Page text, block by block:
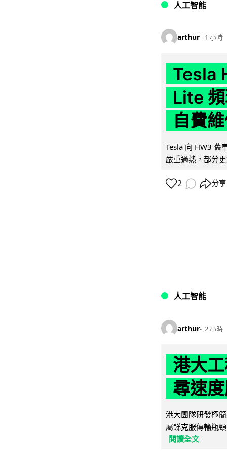
人工智能
arthur 1 小時
Tesla
Lite
自費
Tesla 向 HW3 舊
嚴重過熱，部分
2 分享
人工智能
arthur 2 小時
港大
尋速
港大團隊研發極
屬銻克服傳輸瓶
閱讀全文